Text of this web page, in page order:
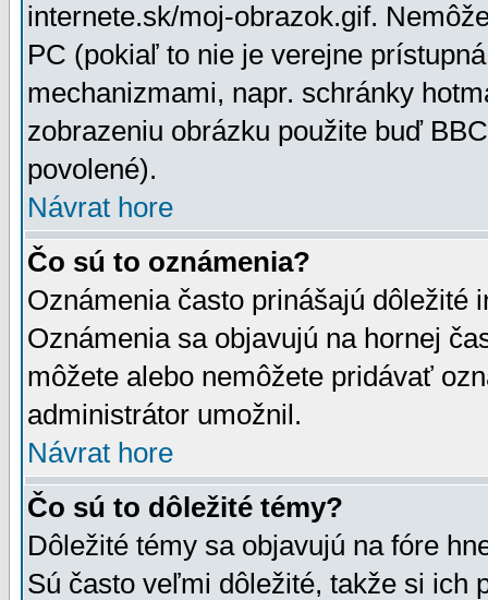
internete.sk/moj-obrazok.gif.
PC (pokiaľ to nie je verejne
mechanizmami, napr. schránky
zobrazeniu obrázku použite buď
povolené).
Návrat hore
Čo sú to oznámenia?
Oznámenia často prinášajú dôležité
Oznámenia sa objavujú na hornej
môžete alebo nemôžete pridávať
administrátor umožnil.
Návrat hore
Čo sú to dôležité témy?
Dôležité témy sa objavujú na fóre
Sú často veľmi dôležité, takže si ich